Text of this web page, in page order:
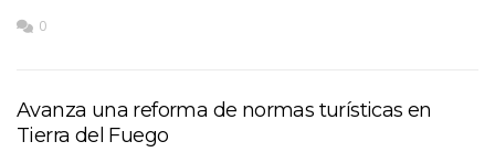
0
Avanza una reforma de normas turísticas en
Tierra del Fuego